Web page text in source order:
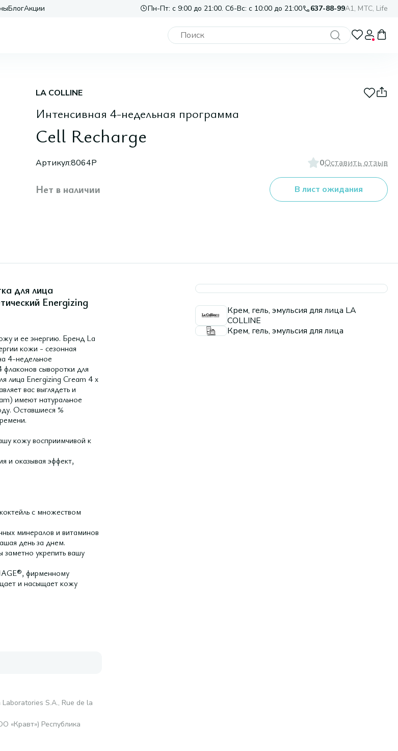
БлогАкции Пн-Пт: с 9:00 до 21:00. Сб-Вс: с 10:00 до 21:00 637-88-99A1, МТС, Life
LA COLLINE
Интенсивная 4-недельная программа
Cell Recharge
Артикул:8064P 0Оставить отзыв
Нет в наличии В лист ожидания
для лица
Energizing
и ее энергию. Бренд La
кожи - сезонная
4-недельное
сыворотки для
лица Energizing Cream 4 х
вас выглядеть и
имеют натуральное
Оставшиеся %
кожу восприимчивой к
и оказывая эффект,
с множеством
минералов и витаминов
день за днем.
укрепить вашу
фирменному
и насыщает кожу
S.A., Rue de la
«Кравт») Республика
Крем, гель, эмульсия для лица LA
COLLINE
Крем, гель, эмульсия для лица